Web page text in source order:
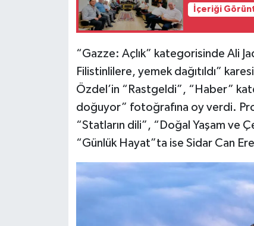
İçeriği
“Gazze: Açlık” kategorisinde Ali
Filistinlilere, yemek dağıtıldı”
Özdel’in “Rastgeldi”, “Haber”
doğuyor” fotoğrafına oy verdi.
“Statların dili”, “Doğal Yaşam ve
“Günlük Hayat”ta ise Sidar Can